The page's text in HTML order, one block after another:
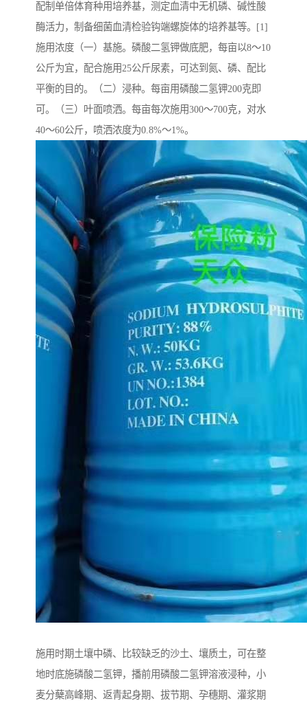
配制单倍体育种用培养基，测定血清中无机磷、碱性酸
酶活力，制备细菌血清检验钩端螺旋体的培养基等。[1]
施用浓度（一）基施。磷酸二氢钾做底肥，每亩以8～10
公斤为宜，配合施用25公斤尿素，可达到氮、磷、配比
平衡的目的。（二）浸种。每亩用磷酸二氢钾200克即
可。（三）叶面喷洒。每亩每次施用300～700克，对水
40～60公斤，喷洒浓度为0.8%～1%。
施用时期土壤中磷、比较缺乏的沙土、壤质土，可在整
地时底施磷酸二氢钾，播前用磷酸二氢钾溶液浸种，小
麦分蘖高峰期、返青起身期、拔节期、孕穗期、灌浆期